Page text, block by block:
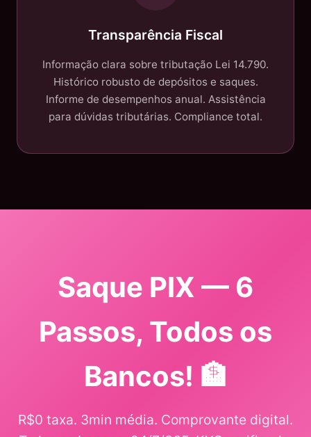
Transparência Fiscal
Informação clara sobre tributação Lei 14.790.
Histórico robusto de depósitos e saques.
Informe de desempenhos anual. Assistência
para dúvidas tributárias. Compliance total.
Saque PIX — 6
Passos, Todos os
Bancos! 🏦
R$0 taxa. 3min média. Comprovante digital.